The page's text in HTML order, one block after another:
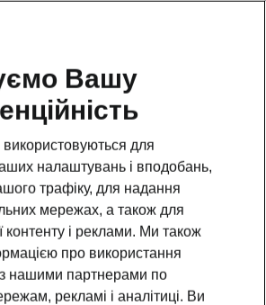
Вашу
для
налаштувань і вподобань,
трафіку, для надання
мережах, а також для
контенту і реклами. Ми також
про використання
нашими партнерами по
рекламі і аналітиці. Ви